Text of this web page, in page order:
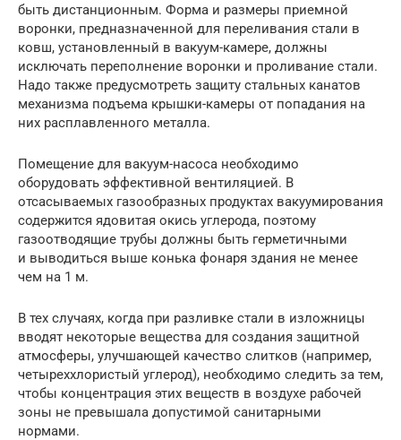
быть дистанционным. Форма и размеры приемной
воронки, предназначенной для переливания стали в
ковш, установленный в вакуум-камере, должны
исключать переполнение воронки и проливание стали.
Надо также предусмотреть защиту стальных канатов
механизма подъема крышки-камеры от попадания на
них расплавленного металла.
Помещение для вакуум-насоса необходимо
оборудовать эффективной вентиляцией. В
отсасываемых газообразных продуктах вакуумирования
содержится ядовитая окись углерода, поэтому
газоотводящие трубы должны быть герметичными
и выводиться выше конька фонаря здания не менее
чем на 1 м.
В тех случаях, когда при разливке стали в изложницы
вводят некоторые вещества для создания защитной
атмосферы, улучшающей качество слитков (например,
четыреххлористый углерод), необходимо следить за тем,
чтобы концентрация этих веществ в воздухе рабочей
зоны не превышала допустимой санитарными
нормами.